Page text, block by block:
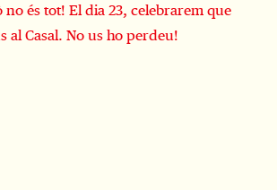
és tot! El dia 23, celebrarem que
al Casal. No us ho perdeu!